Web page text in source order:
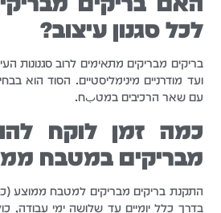
לכל סגנון עיצוב?
בריקים מבריקים מתאימים לרוב סגנונות
ועד מודרניים מינימליסטיים. הסוד הוא
עם שאר הרכיבים במטبח.
כמה זמן לוקח
מבריקים במטבח
בדרך כלל יומיים עד שלושה ימי